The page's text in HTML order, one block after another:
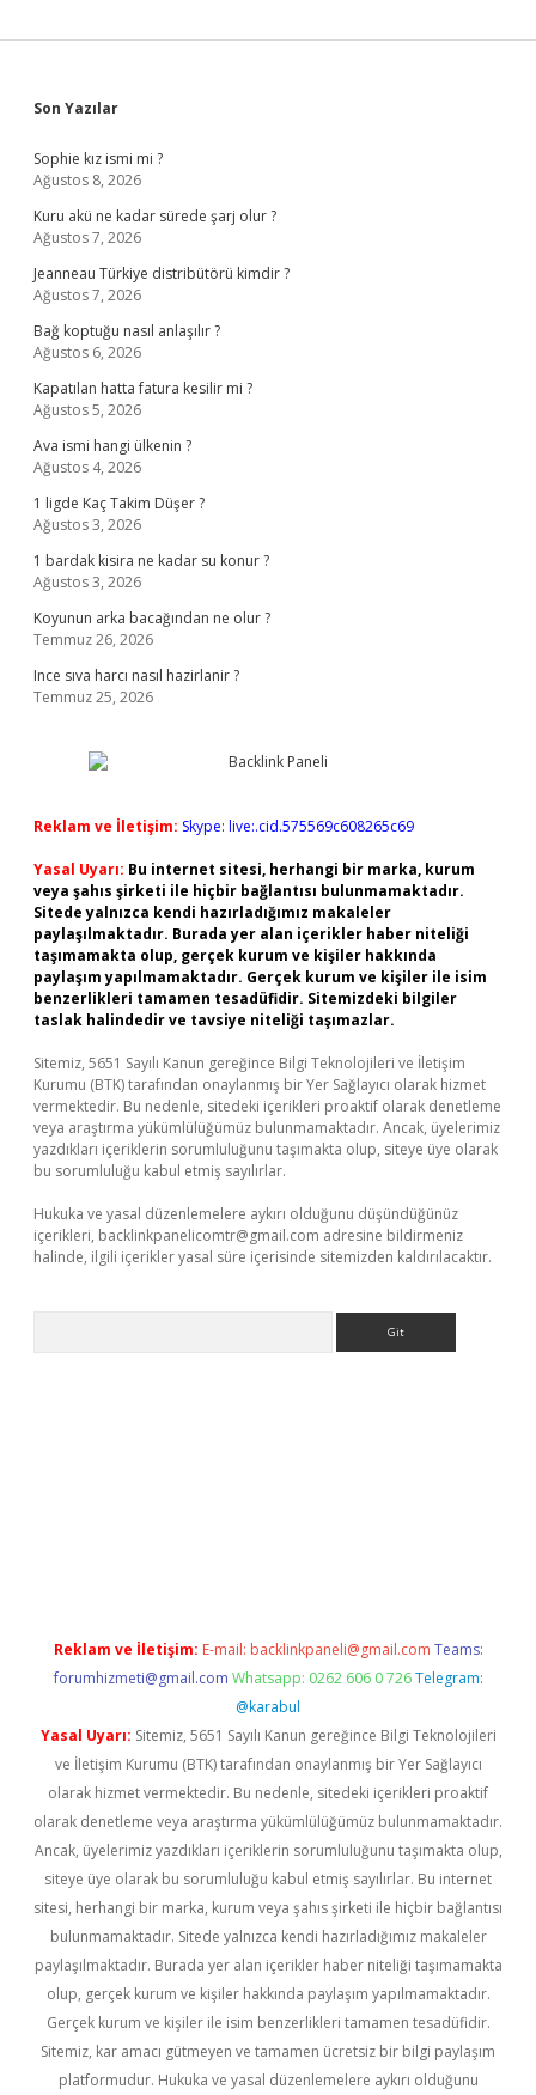
Sidebar
Son Yazılar
Sophie kız ismi mi ?
Ağustos 8, 2026
Kuru akü ne kadar sürede şarj olur ?
Ağustos 7, 2026
Jeanneau Türkiye distribütörü kimdir ?
Ağustos 7, 2026
Bağ koptuğu nasıl anlaşılır ?
Ağustos 6, 2026
Kapatılan hatta fatura kesilir mi ?
Ağustos 5, 2026
Ava ismi hangi ülkenin ?
Ağustos 4, 2026
1 ligde Kaç Takim Düşer ?
Ağustos 3, 2026
1 bardak kisira ne kadar su konur ?
Ağustos 3, 2026
Koyunun arka bacağından ne olur ?
Temmuz 26, 2026
Ince sıva harcı nasıl hazirlanir ?
Temmuz 25, 2026
Reklam ve İletişim: Skype: live:.cid.575569c608265c69
Yasal Uyarı: Bu internet sitesi, herhangi bir marka, kurum
veya şahıs şirketi ile hiçbir bağlantısı bulunmamaktadır.
Sitede yalnızca kendi hazırladığımız makaleler
paylaşılmaktadır. Burada yer alan içerikler haber niteliği
taşımamakta olup, gerçek kurum ve kişiler hakkında
paylaşım yapılmamaktadır. Gerçek kurum ve kişiler ile isim
benzerlikleri tamamen tesadüfidir. Sitemizdeki bilgiler
taslak halindedir ve tavsiye niteliği taşımazlar.
Sitemiz, 5651 Sayılı Kanun gereğince Bilgi Teknolojileri ve İletişim
Kurumu (BTK) tarafından onaylanmış bir Yer Sağlayıcı olarak hizmet
vermektedir. Bu nedenle, sitedeki içerikleri proaktif olarak denetleme
veya araştırma yükümlülüğümüz bulunmamaktadır. Ancak, üyelerimiz
yazdıkları içeriklerin sorumluluğunu taşımakta olup, siteye üye olarak
bu sorumluluğu kabul etmiş sayılırlar.
Hukuka ve yasal düzenlemelere aykırı olduğunu düşündüğünüz
içerikleri, backlinkpanelicomtr@gmail.com adresine bildirmeniz
halinde, ilgili içerikler yasal süre içerisinde sitemizden kaldırılacaktır.
Reklam ve İletişim: E-mail: backlinkpaneli@gmail.com Teams:
forumhizmeti@gmail.com Whatsapp: 0262 606 0 726 Telegram:
@karabul
Yasal Uyarı: Sitemiz, 5651 Sayılı Kanun gereğince Bilgi Teknolojileri
ve İletişim Kurumu (BTK) tarafından onaylanmış bir Yer Sağlayıcı
olarak hizmet vermektedir. Bu nedenle, sitedeki içerikleri proaktif
olarak denetleme veya araştırma yükümlülüğümüz bulunmamaktadır.
Ancak, üyelerimiz yazdıkları içeriklerin sorumluluğunu taşımakta olup,
siteye üye olarak bu sorumluluğu kabul etmiş sayılırlar. Bu internet
sitesi, herhangi bir marka, kurum veya şahıs şirketi ile hiçbir bağlantısı
bulunmamaktadır. Sitede yalnızca kendi hazırladığımız makaleler
paylaşılmaktadır. Burada yer alan içerikler haber niteliği taşımamakta
olup, gerçek kurum ve kişiler hakkında paylaşım yapılmamaktadır.
Gerçek kurum ve kişiler ile isim benzerlikleri tamamen tesadüfidir.
Sitemiz, kar amacı gütmeyen ve tamamen ücretsiz bir bilgi paylaşım
platformudur. Hukuka ve yasal düzenlemelere aykırı olduğunu